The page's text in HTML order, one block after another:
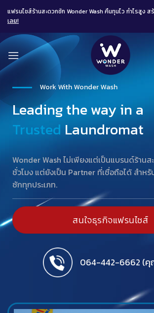
แฟรนไชส์ร้านสะดวกซัก Wonder Wash คืนทุนไว กำไรสูง ส
เลย!
Work With Wonder Wash
Leading the way in a
Trusted Laundromat
Wonder Wash ไม่เพียงแต่เป็นแบรนด์ร้าน
ชั่วโมง แต่ยังเป็น Partner ที่เชื่อถือได้ สำห
ซักทุกประเภท.
สนใจธุรกิจแฟรนไชส์
064-442-6662 (